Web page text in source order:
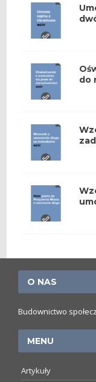
do
O NAS
Budownictwo
MENU
Artykuły